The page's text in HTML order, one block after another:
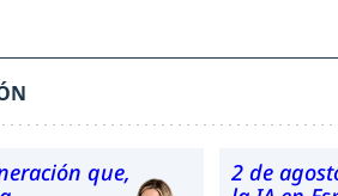
que,
2 de